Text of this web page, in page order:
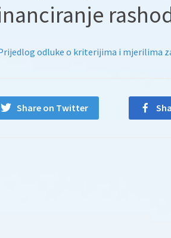
odluke o kriterijima i mjerilima
Share on Twitter